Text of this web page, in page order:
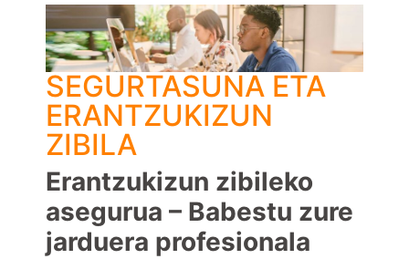
SEGURTASUNA ETA
ERANTZUKIZUN
ZIBILA
Erantzukizun zibileko
asegurua – Babestu zure
jarduera profesionala